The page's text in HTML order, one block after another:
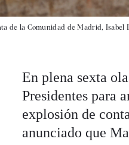
de la Comunidad de Madrid, Isabel
En plena sexta
Presidentes para
explosión de
anunciado que